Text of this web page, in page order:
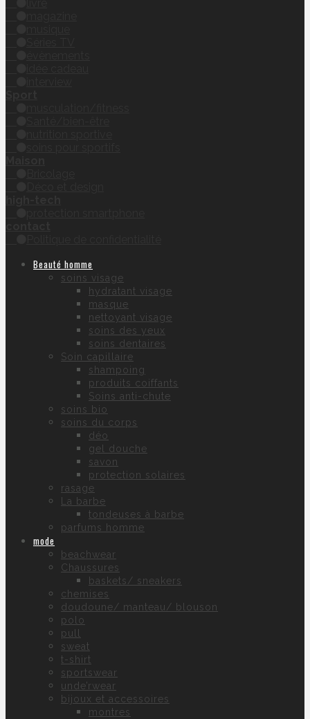
Beauté homme
soins visage
hydratant visage
masque
nettoyant visage
soins des yeux
soins dentaires
Soin capillaire
shampoing
produits coiffants
Soins anti-chute
soins bio
soins du corps
déo
gel douche
savon
protection solaires
rasage
La barbe
tondeuses à barbe
parfums homme
mode
beachwear
Chaussures
baskets/ sneakers
chemises
doudoune/ manteau/ blouson
polo
pull
sweat
t-shirt
sportswear
unde’rwear
bijoux et accessoires
montres